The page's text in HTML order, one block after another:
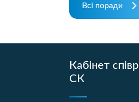
Всі поради
Кабінет
СК